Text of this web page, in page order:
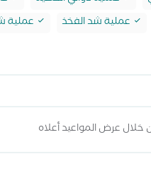
عملية شد الفخذ
عملية